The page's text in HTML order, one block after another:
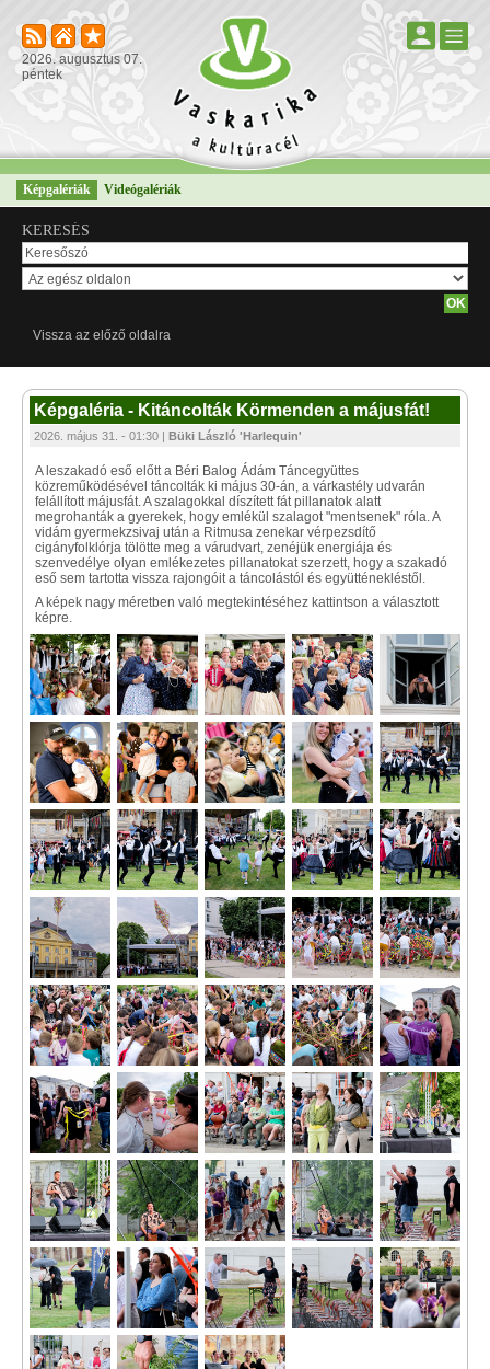
2026. augusztus 07.
péntek
Képgalériák Videógalériák
KERESÉS
Vissza az előző oldalra
Képgaléria - Kitáncolták Körmenden a májusfát!
2026. május 31. - 01:30 | Büki László 'Harlequin'
A leszakadó eső előtt a Béri Balog Ádám Táncegyüttes
közreműködésével táncolták ki május 30-án, a várkastély udvarán
felállított májusfát. A szalagokkal díszített fát pillanatok alatt
megrohanták a gyerekek, hogy emlékül szalagot "mentsenek" róla. A
vidám gyermekzsivaj után a Ritmusa zenekar vérpezsdítő
cigányfolklórja tölötte meg a várudvart, zenéjük energiája és
szenvedélye olyan emlékezetes pillanatokat szerzett, hogy a szakadó
eső sem tartotta vissza rajongóit a táncolástól és együtténekléstől.
A képek nagy méretben való megtekintéséhez kattintson a választott
képre.